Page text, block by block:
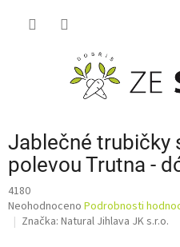
Jablečné trubičky
polevou Trutna -
4180
Průměrné
hodnocení
Neohodnoceno Podrobnosti
Značka: Natural Jihlava JK s.r.o.